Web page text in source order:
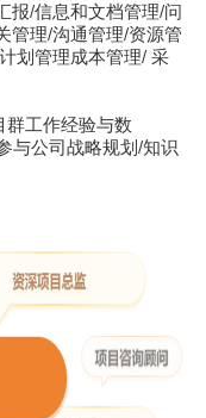
/信息和文档管理/问
管理/沟通管理/资源管
划管理成本管理/ 采
工作经验与数
与公司战略规划/知识